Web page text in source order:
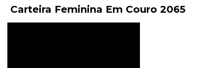
Carteira Feminina Em Couro 2065